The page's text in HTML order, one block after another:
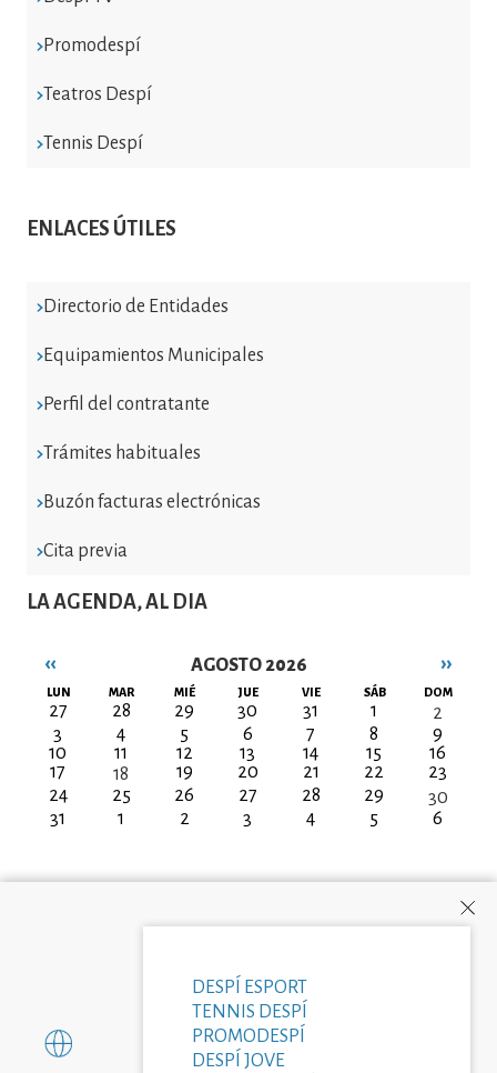
Promodespí
Teatros Despí
Tennis Despí
ENLACES ÚTILES
Directorio de Entidades
Equipamientos Municipales
Perfil del contratante
Trámites habituales
Buzón facturas electrónicas
Cita previa
LA AGENDA, AL DIA
AGOSTO 2026
Paginación
‹‹ ››
LUN MAR MIÉ JUE VIE SÁB DOM
27 28 29 30 31 1
2
3
4 5 6 7 8
9
10
11 12 13 14 15
16
17
18 19 20 21 22
23
24
25 26 27 28 29
30
31
1 2 3 4 5 6
DESPÍ ESPORT
TENNIS DESPÍ
PROMODESPÍ
DESPÍ JOVE